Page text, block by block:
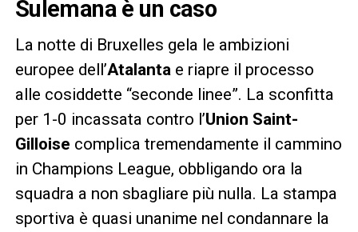
Sulemana è un caso
La notte di Bruxelles gela le ambizioni
europee dell’Atalanta e riapre il processo
alle cosiddette “seconde linee”. La sconfitta
per 1-0 incassata contro l’Union Saint-
Gilloise complica tremendamente il cammino
in Champions League, obbligando ora la
squadra a non sbagliare più nulla. La stampa
sportiva è quasi unanime nel condannare la